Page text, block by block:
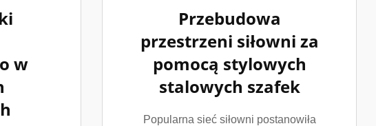
w
Przebudowa
przestrzeni siłowni za
pomocą stylowych
stalowych szafek
Popularna sieć siłowni postanowiła